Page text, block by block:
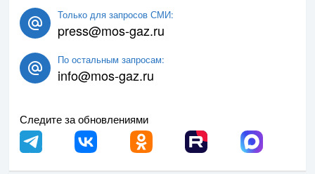
Только для запросов СМИ:
press@mos-gaz.ru
По остальным запросам:
info@mos-gaz.ru
Следите за обновлениями